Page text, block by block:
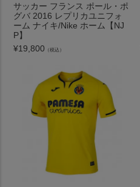
サッカー フランス ポール・ポ
グバ 2016 レプリカユニフォ
ーム ナイキ/Nike ホーム【NJ
P】
¥19,800 （税込）